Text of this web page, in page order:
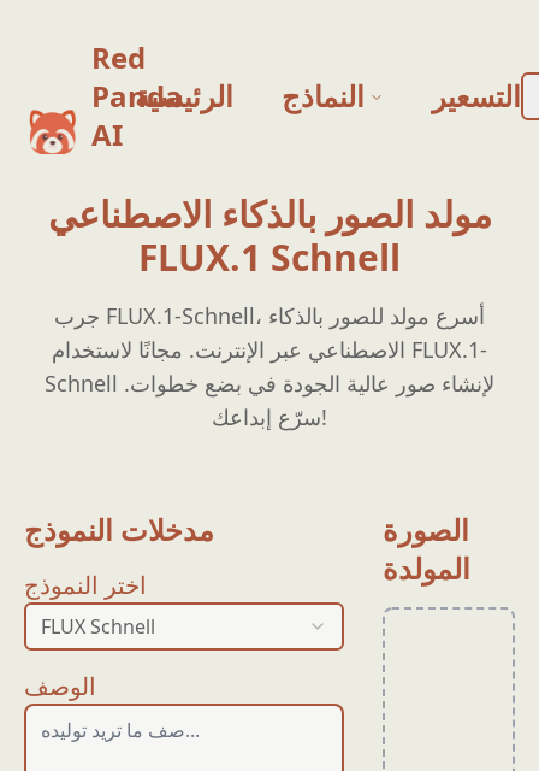
Red
Panda
AI
الرئيسية النماذج التسعير
مولد الصور بالذكاء الاصطناعي
FLUX.1 Schnell
جرب FLUX.1-Schnell، أسرع مولد للصور بالذكاء
الاصطناعي عبر الإنترنت. مجانًا لاستخدام FLUX.1-
Schnell لإنشاء صور عالية الجودة في بضع خطوات.
سرّع إبداعك!
مدخلات النموذج
اختر النموذج
FLUX Schnell
الوصف
الصورة
المولدة